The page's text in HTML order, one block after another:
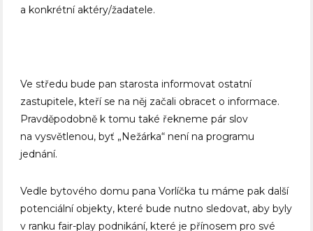
a konkrétní aktéry/žadatele.
Ve středu bude pan starosta informovat ostatní
zastupitele, kteří se na něj začali obracet o informace.
Pravděpodobně k tomu také řekneme pár slov
na vysvětlenou, byť „Nežárka“ není na programu
jednání.
Vedle bytového domu pana Vorlíčka tu máme pak další
potenciální objekty, které bude nutno sledovat, aby byly
v ranku fair-play podnikání, které je přínosem pro své